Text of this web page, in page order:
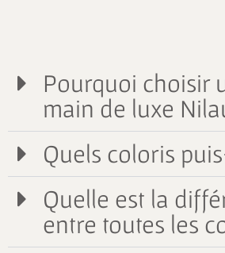
Pourquoi choisir
main de luxe
Quels coloris
Quelle est la
entre toutes les